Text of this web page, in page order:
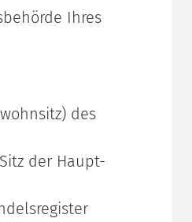
Ihres
des
der Haupt-